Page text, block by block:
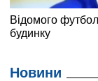
Новини